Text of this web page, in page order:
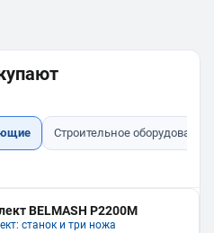
Строительное оборудование
BELMASH P2200M
станок и три ножа